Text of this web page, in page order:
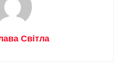
Світла